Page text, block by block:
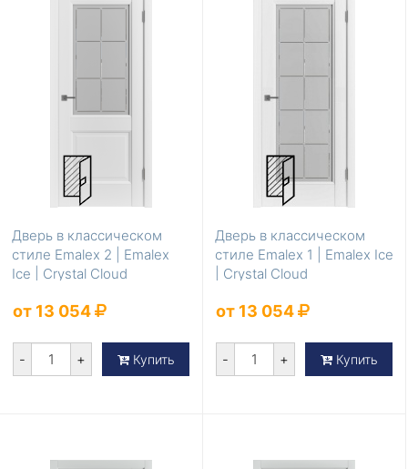
Дверь в классическом
стиле Emalex 2 | Emalex
Ice | Crystal Cloud
от 13 054
- + Купить
Дверь в классическом
стиле Emalex 1 | Emalex Ice
| Crystal Cloud
от 13 054
- + Купить